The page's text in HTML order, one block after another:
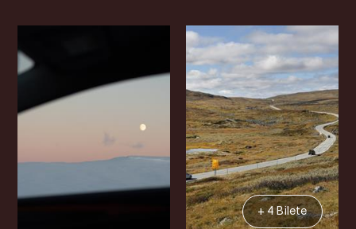
+ 4 Bilete